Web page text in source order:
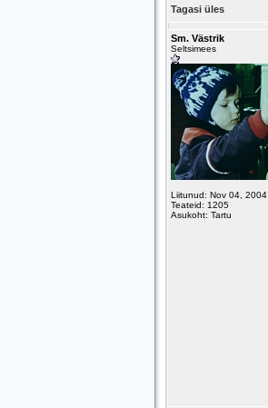
Tagasi üles
Sm. Västrik
Seltsimees
Liitunud: Nov 04, 2004
Teateid: 1205
Asukoht: Tartu